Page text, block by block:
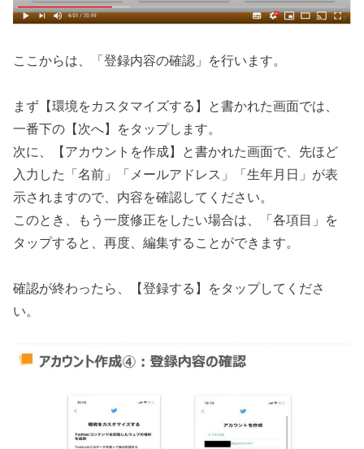
ここからは、「登録内容の確認」を行います。
まず【環境をカスタマイズする】と書かれた画面では、
一番下の【次へ】をタップします。
次に、【アカウントを作成】と書かれた画面で、先ほど
入力した「名前」「メールアドレス」「生年月日」が表
示されますので、内容を確認してください。
このとき、もう一度修正をしたい場合は、「各項目」を
タップすると、再度、編集することができます。
確認が終わったら、【登録する】をタップしてくださ
い。